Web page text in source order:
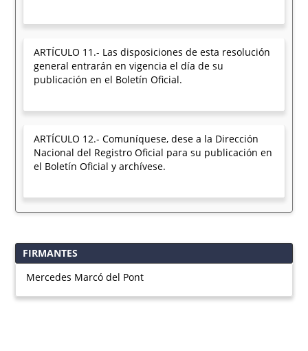
ARTÍCULO 11.- Las disposiciones de esta resolución
general entrarán en vigencia el día de su
publicación en el Boletín Oficial.
ARTÍCULO 12.- Comuníquese, dese a la Dirección
Nacional del Registro Oficial para su publicación en
el Boletín Oficial y archívese.
FIRMANTES
Mercedes Marcó del Pont